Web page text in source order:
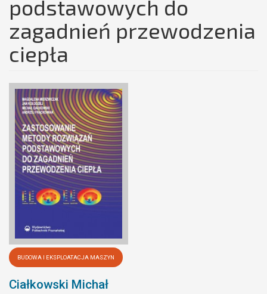
podstawowych do
zagadnień przewodzenia
ciepła
BUDOWA I EKSPLOATACJA MASZYN
Ciałkowski Michał